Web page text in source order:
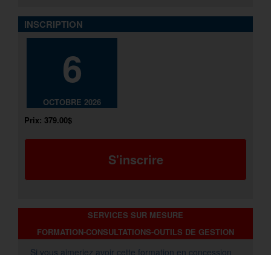
INSCRIPTION
6
OCTOBRE 2026
Prix: 379.00$
S'inscrire
SERVICES SUR MESURE
FORMATION-CONSULTATIONS-OUTILS DE GESTION
Si vous aimeriez avoir cette formation en concession